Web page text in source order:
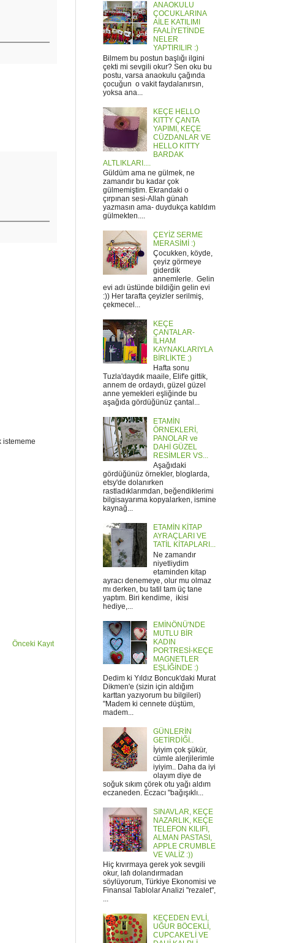
istememe
Önceki Kayıt
ANAOKULU
ÇOCUKLARINA
AİLE KATILIMI
FAALİYETİNDE
NELER
YAPTIRILIR :)
Bilmem bu postun başlığı ilgini
çekti mi sevgili okur? Sen oku bu
postu, varsa anaokulu çağında
çocuğun o vakit faydalanırsın,
yoksa ana...
KEÇE HELLO
KITTY ÇANTA
YAPIMI, KEÇE
CÜZDANLAR VE
HELLO KITTY
BARDAK
ALTLIKLARI....
Güldüm ama ne gülmek, ne
zamandır bu kadar çok
gülmemiştim. Ekrandaki o
çırpınan sesi-Allah günah
yazmasın ama- duydukça katıldım
gülmekten....
ÇEYİZ SERME
MERASİMİ :)
Çocukken, köyde,
çeyiz görmeye
giderdik
annemlerle. Gelin
evi adı üstünde bildiğin gelin evi
:)) Her tarafta çeyizler serilmiş,
çekmecel...
KEÇE
ÇANTALAR-
İLHAM
KAYNAKLARIYLA
BİRLİKTE ;)
Hafta sonu
Tuzla'daydık maaile, Elif'e gittik,
annem de ordaydı, güzel güzel
anne yemekleri eşliğinde bu
aşağıda gördüğünüz çantal...
ETAMİN
ÖRNEKLERİ,
PANOLAR ve
DAHİ GÜZEL
RESİMLER VS...
Aşağıdaki
gördüğünüz örnekler, bloglarda,
etsy'de dolanırken
rastladıklarımdan, beğendiklerimi
bilgisayarıma kopyalarken, ismine
kaynağ...
ETAMİN KİTAP
AYRAÇLARI VE
TATİL KİTAPLARI...
Ne zamandır
niyetliydim
etaminden kitap
ayracı denemeye, olur mu olmaz
mı derken, bu tatil tam üç tane
yaptım. Biri kendime, ikisi
hediye,...
EMİNÖNÜ'NDE
MUTLU BİR
KADIN
PORTRESİ-KEÇE
MAGNETLER
EŞLİĞİNDE :)
Dedim ki Yıldız Boncuk'daki Murat
Dikmen'e (sizin için aldığım
karttan yazıyorum bu bilgileri)
"Madem ki cennete düştüm,
madem...
GÜNLERİN
GETİRDİĞİ..
İyiyim çok şükür,
cümle alerjilerimle
iyiyim.. Daha da iyi
olayım diye de
soğuk sıkım çörek otu yağı aldım
eczaneden. Eczacı "bağışıklı...
SINAVLAR, KEÇE
NAZARLIK, KEÇE
TELEFON KILIFI,
ALMAN PASTASI,
APPLE CRUMBLE
VE VALİZ :))
Hiç kıvırmaya gerek yok sevgili
okur, lafı dolandırmadan
söylüyorum, Türkiye Ekonomisi ve
Finansal Tablolar Analizi "rezalet",
...
KEÇEDEN EVLİ,
UĞUR BÖCEKLİ,
CUPCAKE'Lİ VE